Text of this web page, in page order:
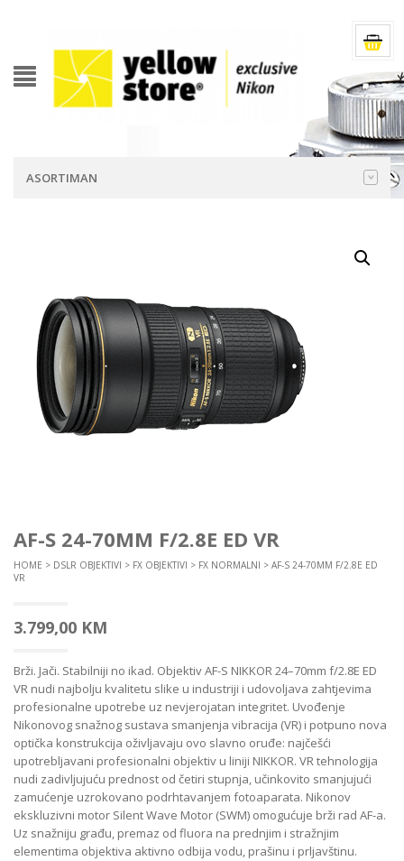
ASORTIMAN
AF-S 24-70MM F/2.8E ED VR
HOME > DSLR OBJEKTIVI > FX OBJEKTIVI > FX NORMALNI > AF-S 24-70MM F/2.8E ED
VR
3.799,00 KM
Brži. Jači. Stabilniji no ikad. Objektiv AF-S NIKKOR 24–70mm f/2.8E ED
VR nudi najbolju kvalitetu slike u industriji i udovoljava zahtjevima
profesionalne upotrebe uz nevjerojatan integritet. Uvođenje
Nikonovog snažnog sustava smanjenja vibracija (VR) i potpuno nova
optička konstrukcija oživljavaju ovo slavno oruđe: najčešći
upotrebljavani profesionalni objektiv u liniji NIKKOR. VR tehnologija
nudi zadivljujuću prednost od četiri stupnja, učinkovito smanjujući
zamućenje uzrokovano podrhtavanjem fotoaparata. Nikonov
ekskluzivni motor Silent Wave Motor (SWM) omogućuje brži rad AF-a.
Uz snažniju građu, premaz od fluora na prednjim i stražnjim
elementima objektiva aktivno odbija vodu, prašinu i prljavštinu.